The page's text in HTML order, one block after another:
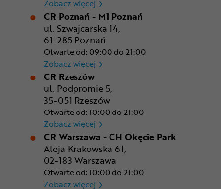
Zobacz więcej CR Kraków - Solvay Park
CR Poznań - M1 Poznań
ul. Szwajcarska 14,
61-285 Poznań
Otwarte od: 09:00 do 21:00
Zobacz więcej CR Poznań - M1 Poznań
CR Rzeszów
ul. Podpromie 5,
35-051 Rzeszów
Otwarte od: 10:00 do 21:00
Zobacz więcej CR Rzeszów
CR Warszawa - CH Okęcie Park
Aleja Krakowska 61,
02-183 Warszawa
Otwarte od: 10:00 do 21:00
Zobacz więcej CR Warszawa - CH Okęcie